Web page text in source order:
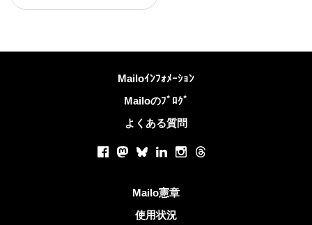
Mailoｲﾝﾌｫﾒｰｼｮﾝ
Mailoのﾌﾞﾛｸﾞ
よくある質問
Facebook
Mastodon
BlueskyLinkedInInstagram
Threads
Mailo憲章
使用状況